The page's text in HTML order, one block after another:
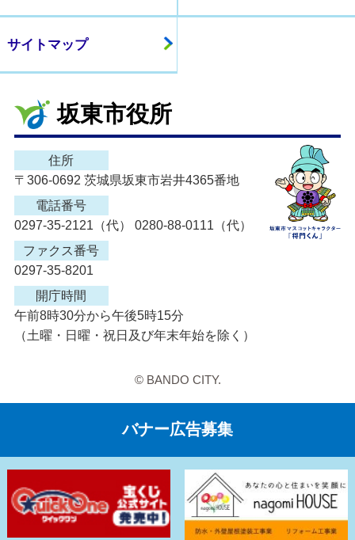
サイトマップ
坂東市役所
住所
〒306-0692 茨城県坂東市岩井4365番地
電話番号
0297-35-2121（代） 0280-88-0111（代）
ファクス番号
0297-35-8201
開庁時間
午前8時30分から午後5時15分
（土曜・日曜・祝日及び年末年始を除く）
© BANDO CITY.
バナー広告募集